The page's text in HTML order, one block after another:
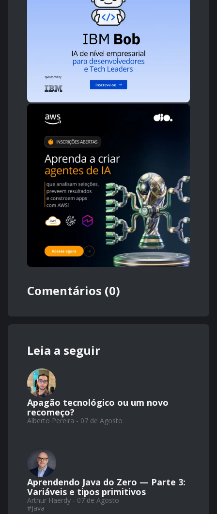
Comentários (0)
Leia a seguir
Apagão tecnológico ou um novo
recomeço?
Alberto Pereira - 07 de Agosto
Aprendendo Java do Zero — Parte 3:
Variáveis e tipos primitivos
Arthur Haerdy - 07 de Agosto
#Java